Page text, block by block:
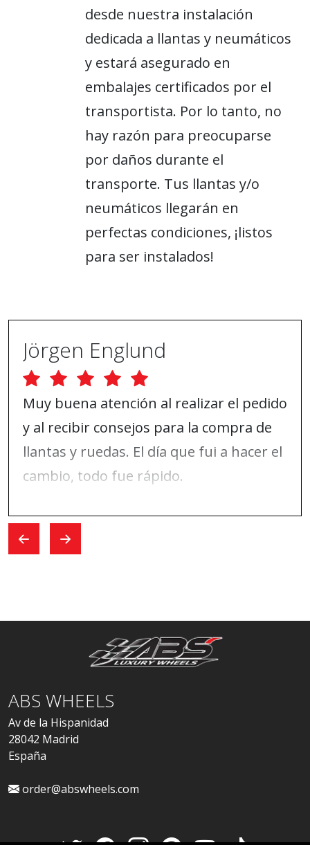
desde nuestra instalación
dedicada a llantas y neumáticos
y estará asegurado en
embalajes certificados por el
transportista. Por lo tanto, no
hay razón para preocuparse
por daños durante el
transporte. Tus llantas y/o
neumáticos llegarán en
perfectas condiciones, ¡listos
para ser instalados!
Jörgen Englund
Muy buena atención al realizar el pedido
y al recibir consejos para la compra de
llantas y ruedas. El día que fui a hacer el
cambio, todo fue rápido.
ABS WHEELS
Av de la Hispanidad
28042 Madrid
España
order@abswheels.com